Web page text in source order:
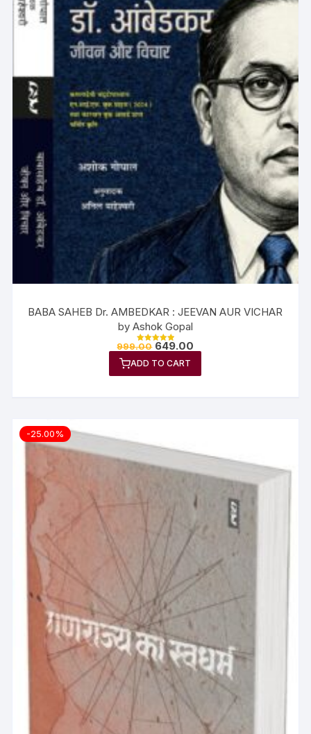
BABA SAHEB Dr. AMBEDKAR : JEEVAN AUR VICHAR
by Ashok Gopal
Rated
out of 5
999.00 649.00
ADD TO CART
-25.00%